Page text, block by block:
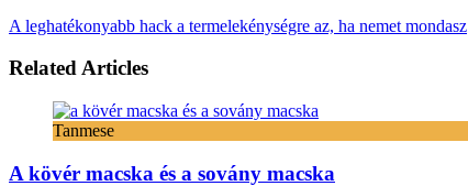
A leghatékonyabb hack a termelekénységre az, ha nemet mondasz
Related Articles
Tanmese
A kövér macska és a sovány macska